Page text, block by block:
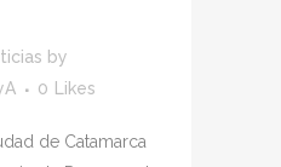
by
0 Likes
de Catamarca